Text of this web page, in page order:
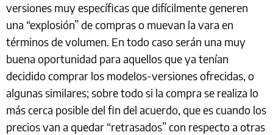
versiones muy específicas que difícilmente generen
una “explosión” de compras o muevan la vara en
términos de volumen. En todo caso serán una muy
buena oportunidad para aquellos que ya tenían
decidido comprar los modelos-versiones ofrecidas, o
algunas similares; sobre todo si la compra se realiza lo
más cerca posible del fin del acuerdo, que es cuando los
precios van a quedar “retrasados” con respecto a otras